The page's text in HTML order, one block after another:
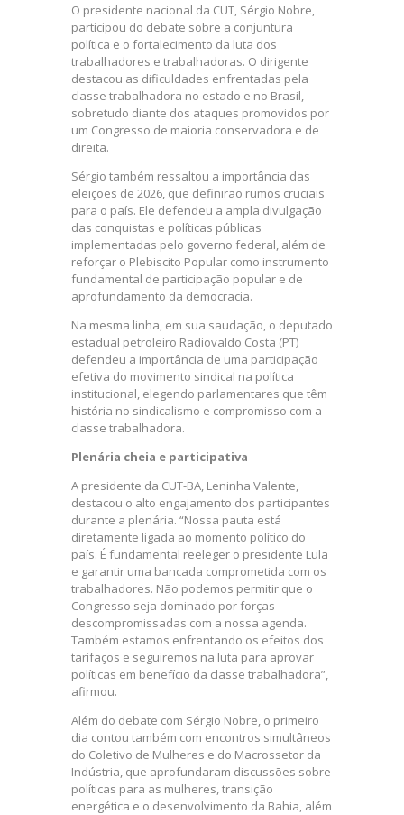
O presidente nacional da CUT, Sérgio Nobre,
participou do debate sobre a conjuntura
política e o fortalecimento da luta dos
trabalhadores e trabalhadoras. O dirigente
destacou as dificuldades enfrentadas pela
classe trabalhadora no estado e no Brasil,
sobretudo diante dos ataques promovidos por
um Congresso de maioria conservadora e de
direita.
Sérgio também ressaltou a importância das
eleições de 2026, que definirão rumos cruciais
para o país. Ele defendeu a ampla divulgação
das conquistas e políticas públicas
implementadas pelo governo federal, além de
reforçar o Plebiscito Popular como instrumento
fundamental de participação popular e de
aprofundamento da democracia.
Na mesma linha, em sua saudação, o deputado
estadual petroleiro Radiovaldo Costa (PT)
defendeu a importância de uma participação
efetiva do movimento sindical na política
institucional, elegendo parlamentares que têm
história no sindicalismo e compromisso com a
classe trabalhadora.
Plenária cheia e participativa
A presidente da CUT-BA, Leninha Valente,
destacou o alto engajamento dos participantes
durante a plenária. “Nossa pauta está
diretamente ligada ao momento político do
país. É fundamental reeleger o presidente Lula
e garantir uma bancada comprometida com os
trabalhadores. Não podemos permitir que o
Congresso seja dominado por forças
descompromissadas com a nossa agenda.
Também estamos enfrentando os efeitos dos
tarifaços e seguiremos na luta para aprovar
políticas em benefício da classe trabalhadora”,
afirmou.
Além do debate com Sérgio Nobre, o primeiro
dia contou também com encontros simultâneos
do Coletivo de Mulheres e do Macrossetor da
Indústria, que aprofundaram discussões sobre
políticas para as mulheres, transição
energética e o desenvolvimento da Bahia, além